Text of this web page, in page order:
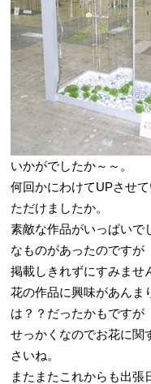
いかがでしたか～～。
何回かにわけてUPさせ
ただけましたか。
素敵な作品がいっぱいで
なものがあったのですが
掲載しきれずにすみませ
花の作品に興味があんま
は？？だったかもですが
せっかくなのでお花に関
さいね。
またまたこれからも出張